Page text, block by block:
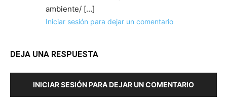
ambiente/ […]
Iniciar sesión para dejar un comentario
DEJA UNA RESPUESTA
INICIAR SESIÓN PARA DEJAR UN COMENTARIO